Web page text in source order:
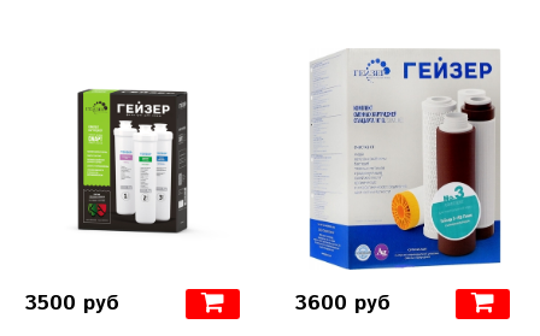
3500 руб 3600 руб